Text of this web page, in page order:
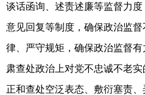
谈话函询、述责述廉等监督力
意见回复等制度，确保政治监
律、严守规矩，确保政治监督有
肃查处政治上对党不忠诚不老实
正和查处空泛表态、敷衍塞责